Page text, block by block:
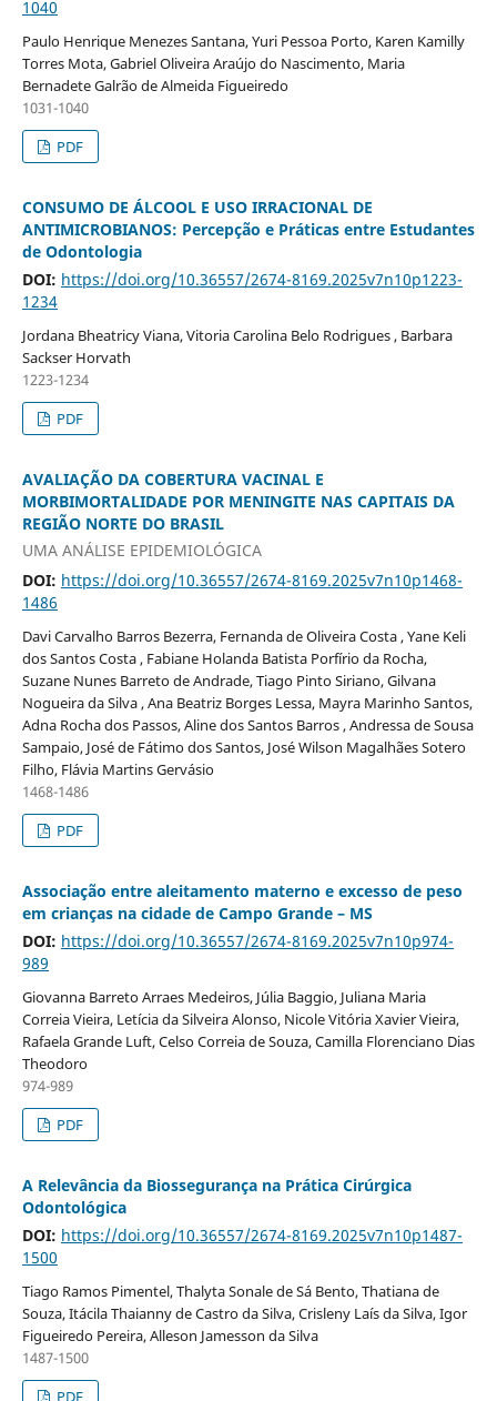
1040
Paulo Henrique Menezes Santana, Yuri Pessoa Porto, Karen Kamilly
Torres Mota, Gabriel Oliveira Araújo do Nascimento, Maria
Bernadete Galrão de Almeida Figueiredo
1031-1040
PDF
CONSUMO DE ÁLCOOL E USO IRRACIONAL DE
ANTIMICROBIANOS: Percepção e Práticas entre Estudantes
de Odontologia
DOI: https://doi.org/10.36557/2674-8169.2025v7n10p1223-
1234
Jordana Bheatricy Viana, Vitoria Carolina Belo Rodrigues , Barbara
Sackser Horvath
1223-1234
PDF
AVALIAÇÃO DA COBERTURA VACINAL E
MORBIMORTALIDADE POR MENINGITE NAS CAPITAIS DA
REGIÃO NORTE DO BRASIL
UMA ANÁLISE EPIDEMIOLÓGICA
DOI: https://doi.org/10.36557/2674-8169.2025v7n10p1468-
1486
Davi Carvalho Barros Bezerra, Fernanda de Oliveira Costa , Yane Keli
dos Santos Costa , Fabiane Holanda Batista Porfírio da Rocha,
Suzane Nunes Barreto de Andrade, Tiago Pinto Siriano, Gilvana
Nogueira da Silva , Ana Beatriz Borges Lessa, Mayra Marinho Santos,
Adna Rocha dos Passos, Aline dos Santos Barros , Andressa de Sousa
Sampaio, José de Fátimo dos Santos, José Wilson Magalhães Sotero
Filho, Flávia Martins Gervásio
1468-1486
PDF
Associação entre aleitamento materno e excesso de peso
em crianças na cidade de Campo Grande – MS
DOI: https://doi.org/10.36557/2674-8169.2025v7n10p974-
989
Giovanna Barreto Arraes Medeiros, Júlia Baggio, Juliana Maria
Correia Vieira, Letícia da Silveira Alonso, Nicole Vitória Xavier Vieira,
Rafaela Grande Luft, Celso Correia de Souza, Camilla Florenciano Dias
Theodoro
974-989
PDF
A Relevância da Biossegurança na Prática Cirúrgica
Odontológica
DOI: https://doi.org/10.36557/2674-8169.2025v7n10p1487-
1500
Tiago Ramos Pimentel, Thalyta Sonale de Sá Bento, Thatiana de
Souza, Itácila Thaianny de Castro da Silva, Crisleny Laís da Silva, Igor
Figueiredo Pereira, Alleson Jamesson da Silva
1487-1500
PDF